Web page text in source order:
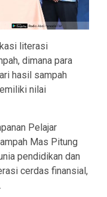
literasi
dimana para
hasil sampah
nilai
Pelajar
Mas Pitung
pendidikan dan
cerdas finansial,